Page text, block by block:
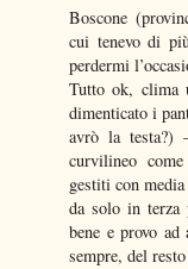
Boscone
cui tenevo di
perdermi
Tutto ok, clima
dimenticato i
avrò la testa?)
curvilineo
gestiti con
da solo in terza
bene e provo ad
sempre, del